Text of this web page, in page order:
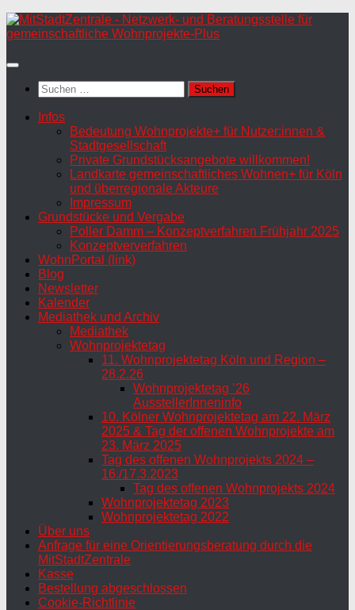
Zum
Inhalt
Suchen
nach:
Infos
Bedeutung Wohnprojekte+ für Nutzer:innen &
Stadtgesellschaft
Private Grundstücksangebote willkommen!
Landkarte gemeinschaftliches Wohnen+ für Köln
und überregionale Akteure
Impressum
Grundstücke und Vergabe
Poller Damm – Konzeptverfahren Frühjahr 2025
Konzeptververfahren
WohnPortal (link)
Blog
Newsletter
Kalender
Mediathek und Archiv
Mediathek
Wohnprojektetag
11. Wohnprojektetag Köln und Region –
28.2.26
Wohnprojektetag ’26
AusstellerInneninfo
10. Kölner Wohnprojektetag am 22. März
2025 & Tag der offenen Wohnprojekte am
23. März 2025
Tag des offenen Wohnprojekts 2024 –
16./17.3.2023
Tag des offenen Wohnprojekts 2024
Wohnprojektetag 2023
Wohnprojektetag 2022
Über uns
Anfrage für eine Orientierungsberatung durch die
MitStadtZentrale
Kasse
Bestellung abgeschlossen
Cookie-Richtlinie